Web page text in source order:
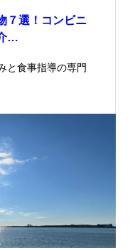
７選！コンビニ
…
と食事指導の専門